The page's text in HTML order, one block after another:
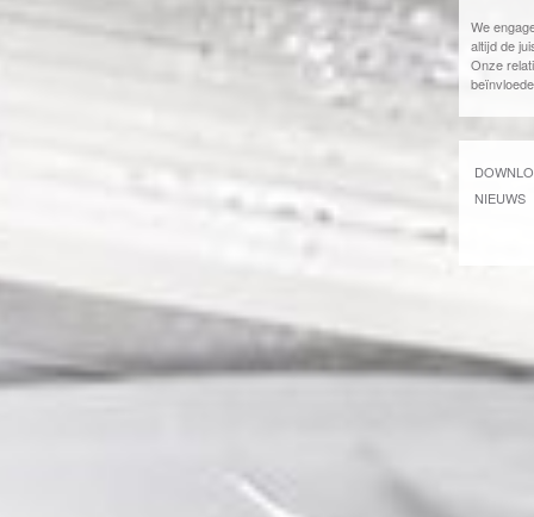
We
altijd de
Onze
NIEUWS